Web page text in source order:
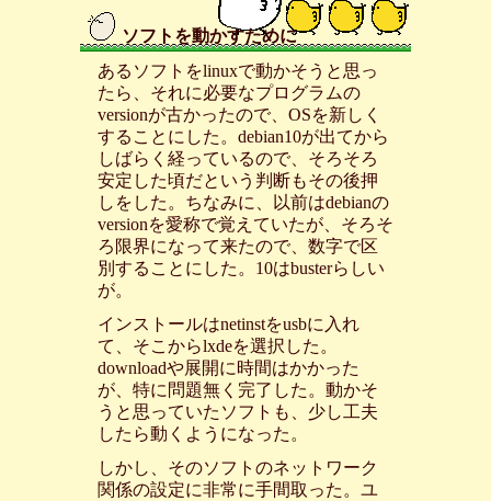
ソフトを動かすために
あるソフトをlinuxで動かそうと思っ
たら、それに必要なプログラムの
versionが古かったので、OSを新しく
することにした。debian10が出てから
しばらく経っているので、そろそろ
安定した頃だという判断もその後押
しをした。ちなみに、以前はdebianの
versionを愛称で覚えていたが、そろそ
ろ限界になって来たので、数字で区
別することにした。10はbusterらしい
が。
インストールはnetinstをusbに入れ
て、そこからlxdeを選択した。
downloadや展開に時間はかかった
が、特に問題無く完了した。動かそ
うと思っていたソフトも、少し工夫
したら動くようになった。
しかし、そのソフトのネットワーク
関係の設定に非常に手間取った。ユ